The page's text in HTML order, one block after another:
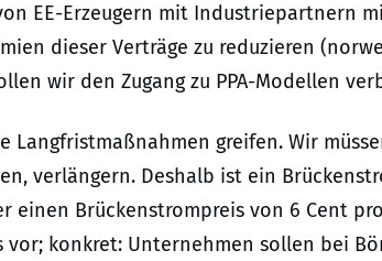
EE-Erzeugern mit Industriepartnern
dieser Verträge zu reduzieren
wir den Zugang zu PPA-Modellen
Langfristmaßnahmen greifen. Wir
verlängern. Deshalb ist ein
einen Brückenstrompreis von 6 Cent
konkret: Unternehmen sollen bei